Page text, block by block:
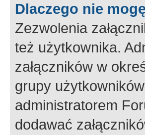
Dlaczego nie
Zezwolenia
też użytkownika.
załączników w
grupy
administratorem
dodawać